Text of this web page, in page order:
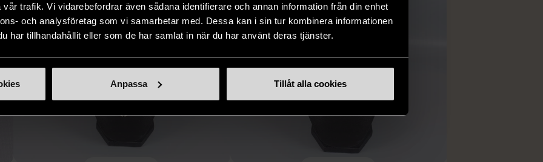
trafik. Vi vidarebefordrar även sådana identifierare och annan information från din enhet
och analysföretag som vi samarbetar med. Dessa kan i sin tur kombinera informationen
har tillhandahållit eller som de har samlat in när du har använt deras tjänster.
Anpassa Tillåt alla cookies